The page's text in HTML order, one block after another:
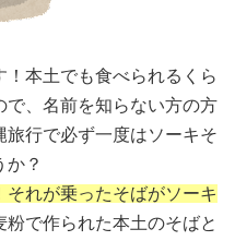
本土でも食べられるくら
で、名前を知らない方の方
行で必ず一度はソーキそ
か？
れが乗ったそばがソーキ
で作られた本土のそばと